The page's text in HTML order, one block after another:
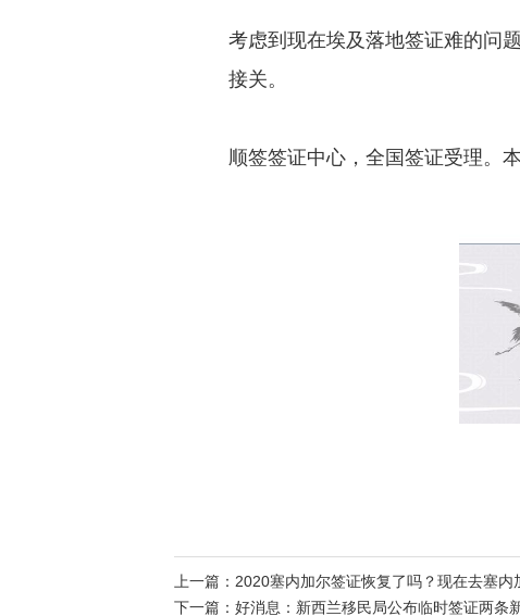
考虑到现在埃及落地签证难的问
接关。
顺签签证中心，全国签证受理。
上一篇： 2020塞内加尔签证恢复了吗？现在去塞内
下一篇： 好消息：新西兰移民局公布临时签证两条